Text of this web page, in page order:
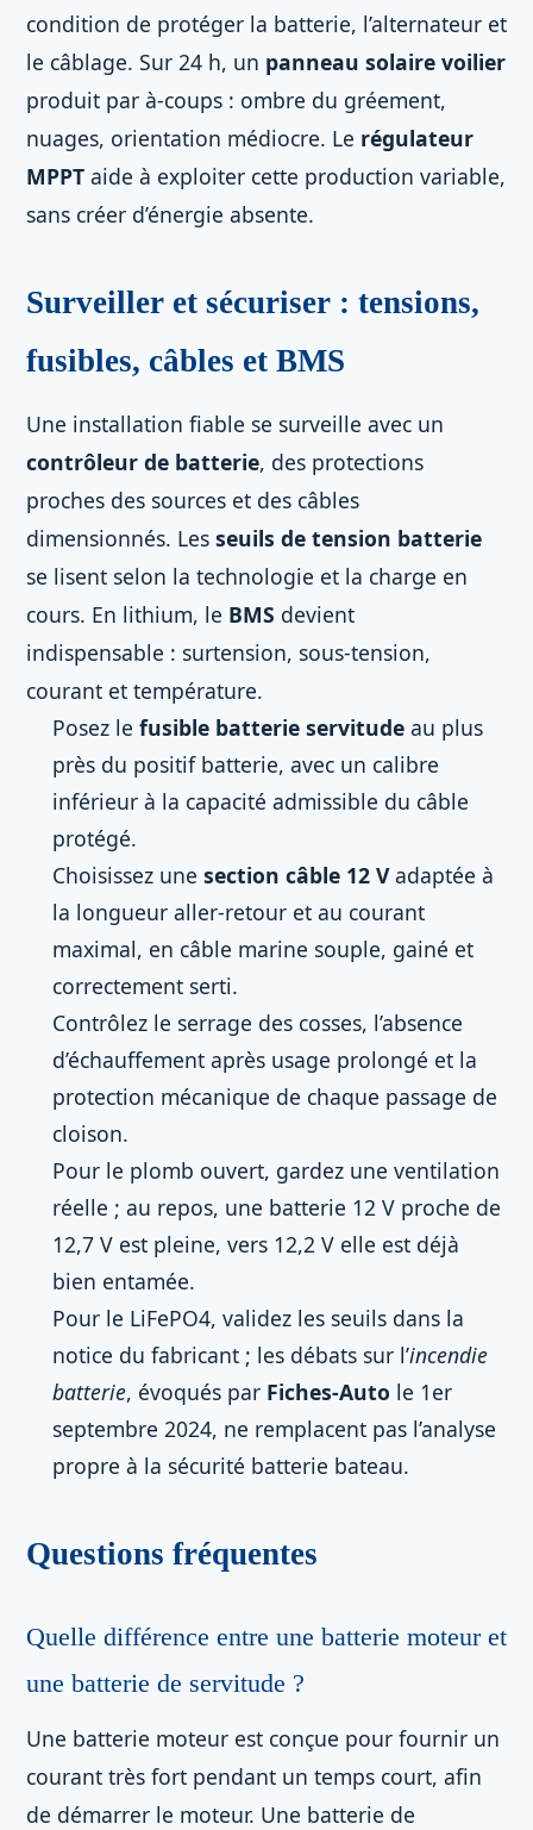
condition de protéger la batterie, l’alternateur et
le câblage. Sur 24 h, un panneau solaire voilier
produit par à-coups : ombre du gréement,
nuages, orientation médiocre. Le régulateur
MPPT aide à exploiter cette production variable,
sans créer d’énergie absente.
Surveiller et sécuriser : tensions,
fusibles, câbles et BMS
Une installation fiable se surveille avec un
contrôleur de batterie, des protections
proches des sources et des câbles
dimensionnés. Les seuils de tension batterie
se lisent selon la technologie et la charge en
cours. En lithium, le BMS devient
indispensable : surtension, sous-tension,
courant et température.
Posez le fusible batterie servitude au plus
près du positif batterie, avec un calibre
inférieur à la capacité admissible du câble
protégé.
Choisissez une section câble 12 Vadaptée à
la longueur aller-retour et au courant
maximal, en câble marine souple, gainé et
correctement serti.
Contrôlez le serrage des cosses, l’absence
d’échauffement après usage prolongé et la
protection mécanique de chaque passage de
cloison.
Pour le plomb ouvert, gardez une ventilation
réelle ; au repos, une batterie 12 V proche de
12,7 V est pleine, vers 12,2 V elle est déjà
bien entamée.
Pour le LiFePO4, validez les seuils dans la
notice du fabricant ; les débats sur l’incendie
batterie, évoqués par Fiches-Auto le 1er
septembre 2024, ne remplacent pas l’analyse
propre à la sécurité batterie bateau.
Questions fréquentes
Quelle différence entre une batterie moteur et
une batterie de servitude ?
Une batterie moteur est conçue pour fournir un
courant très fort pendant un temps court, afin
de démarrer le moteur. Une batterie de